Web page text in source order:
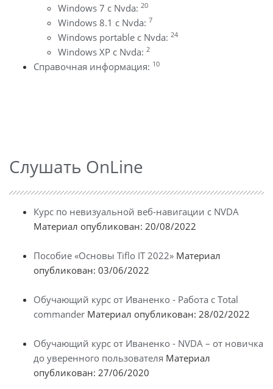
Windows 7 с Nvda: 20
Windows 8.1 с Nvda: 7
Windows portable с Nvda: 24
Windows XP с Nvda: 2
Справочная информация: 10
Слушать OnLine
Курс по невизуальной веб-навигации с NVDA
Материал опубликован: 20/08/2022
Пособие «Основы Tiflo IT 2022» Материал
опубликован: 03/06/2022
Обучающий курс от Иваненко - Работа с Total
commander Материал опубликован: 28/02/2022
Обучающий курс от Иваненко - NVDA – от новичка
до уверенного пользователя Материал
опубликован: 27/06/2020